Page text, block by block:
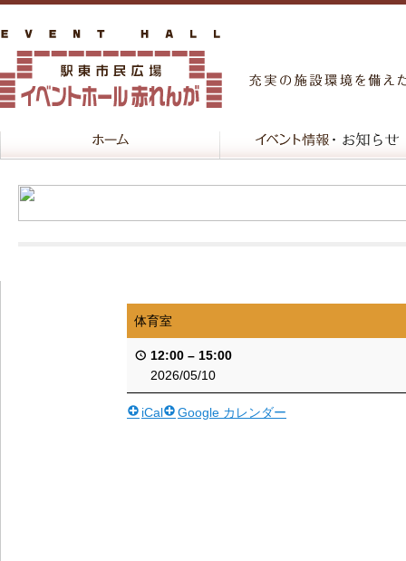
体育室
12:00 – 15:00
2026/05/10
iCal Google カレンダー